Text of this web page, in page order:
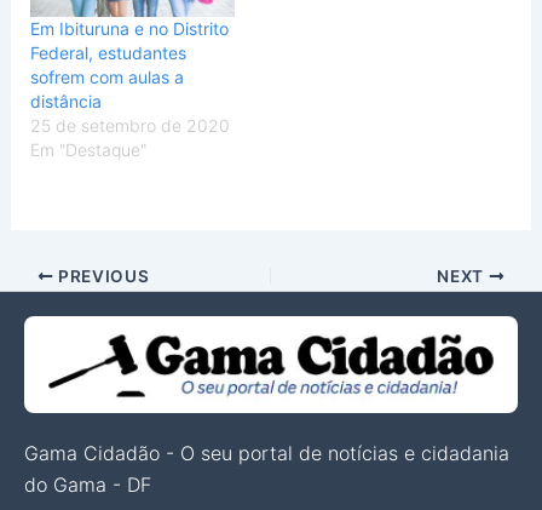
Em Ibituruna e no Distrito
Federal, estudantes
sofrem com aulas a
distância
25 de setembro de 2020
Em "Destaque"
PREVIOUS NEXT
Gama Cidadão - O seu portal de notícias e cidadania
do Gama - DF